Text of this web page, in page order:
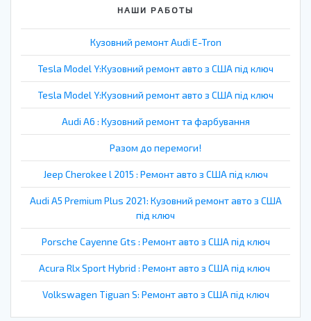
НАШИ РАБОТЫ
Кузовний ремонт Audi E-Tron
Tesla Model Y:Кузовний ремонт авто з США під ключ
Tesla Model Y:Кузовний ремонт авто з США під ключ
Audi A6 : Кузовний ремонт та фарбування
Разом до перемоги!
Jeep Cherokee l 2015 : Ремонт авто з США під ключ
Audi A5 Premium Plus 2021: Кузовний ремонт авто з США
під ключ
Porsche Cayenne Gts : Ремонт авто з США під ключ
Acura Rlx Sport Hybrid : Ремонт авто з США під ключ
Volkswagen Tiguan S: Ремонт авто з США під ключ